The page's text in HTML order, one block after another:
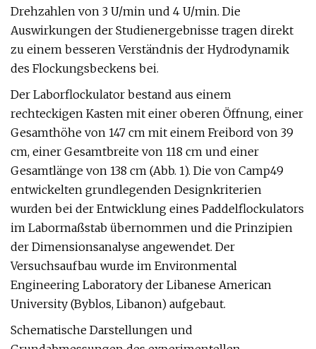
Drehzahlen von 3 U/min und 4 U/min. Die
Auswirkungen der Studienergebnisse tragen direkt
zu einem besseren Verständnis der Hydrodynamik
des Flockungsbeckens bei.
Der Laborflockulator bestand aus einem
rechteckigen Kasten mit einer oberen Öffnung, einer
Gesamthöhe von 147 cm mit einem Freibord von 39
cm, einer Gesamtbreite von 118 cm und einer
Gesamtlänge von 138 cm (Abb. 1). Die von Camp49
entwickelten grundlegenden Designkriterien
wurden bei der Entwicklung eines Paddelflockulators
im Labormaßstab übernommen und die Prinzipien
der Dimensionsanalyse angewendet. Der
Versuchsaufbau wurde im Environmental
Engineering Laboratory der Libanese American
University (Byblos, Libanon) aufgebaut.
Schematische Darstellungen und